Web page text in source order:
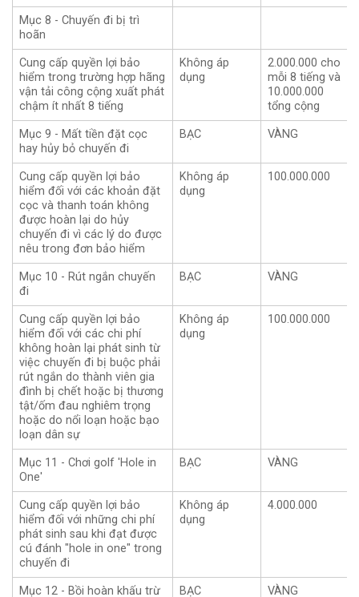
Mục 8 - Chuyến đi bị trì
hoãn
Cung cấp quyền lợi bảo
hiểm trong trường hợp hãng
vận tải công cộng xuất phát
chậm ít nhất 8 tiếng
Không áp
dụng
2.000.000 cho
mỗi 8 tiếng và
10.000.000
tổng cộng
Mục 9 - Mất tiền đặt cọc
hay hủy bỏ chuyến đi
BẠC VÀNG
Cung cấp quyền lợi bảo
hiểm đối với các khoản đặt
cọc và thanh toán không
được hoàn lại do hủy
chuyến đi vì các lý do được
nêu trong đơn bảo hiểm
Không áp
dụng
100.000.000
Mục 10 - Rút ngắn chuyến
đi
BẠC VÀNG
Cung cấp quyền lợi bảo
hiểm đối với các chi phí
không hoàn lại phát sinh từ
việc chuyến đi bị buộc phải
rút ngắn do thành viên gia
đình bị chết hoặc bị thương
tật/ốm đau nghiêm trọng
hoặc do nổi loạn hoặc bạo
loạn dân sự
Không áp
dụng
100.000.000
Mục 11 - Chơi golf 'Hole in
One'
BẠC VÀNG
Cung cấp quyền lợi bảo
hiểm đối với những chi phí
phát sinh sau khi đạt được
cú đánh "hole in one" trong
chuyến đi
Không áp
dụng
4.000.000
Mục 12 - Bồi hoàn khấu trừ BẠC VÀNG